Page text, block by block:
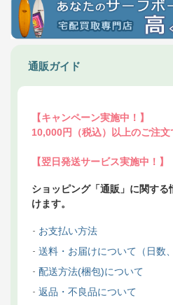
通販ガイド
【キャンペーン実施中！】
10,000円（税込）以上のご注
【翌日発送サービス実施中！】
ショッピング「通販」に関す
けます。
お支払い方法
送料・お届けについて（日数
配送方法(梱包)について
返品・不良品について